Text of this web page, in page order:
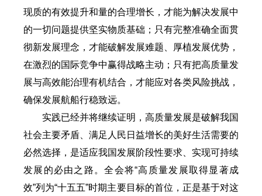
现质的有效提升和量的合理增长，才能为解决发展中
的一切问题提供坚实物质基础；只有完整准确全面贯
彻新发展理念，才能破解发展难题、厚植发展优势，
在激烈的国际竞争中赢得战略主动；只有把高质量发
展与高效能治理有机结合，才能应对各类风险挑战，
确保发展航船行稳致远。
实践已经并将继续证明，高质量发展是破解我国
社会主要矛盾、满足人民日益增长的美好生活需要的
必然选择，是适应我国发展阶段性要求、实现可持续
发展的必由之路。全会将“高质量发展取得显著成
效”列为“十五五”时期主要目标的首位，正是基于对这